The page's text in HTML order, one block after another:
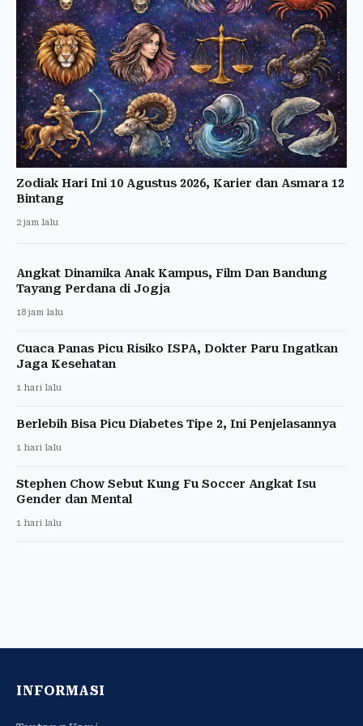
Zodiak Hari Ini 10 Agustus 2026, Karier dan Asmara 12
Bintang
2 jam lalu
Angkat Dinamika Anak Kampus, Film Dan Bandung
Tayang Perdana di Jogja
18 jam lalu
Cuaca Panas Picu Risiko ISPA, Dokter Paru Ingatkan
Jaga Kesehatan
1 hari lalu
Berlebih Bisa Picu Diabetes Tipe 2, Ini Penjelasannya
1 hari lalu
Stephen Chow Sebut Kung Fu Soccer Angkat Isu
Gender dan Mental
1 hari lalu
INFORMASI